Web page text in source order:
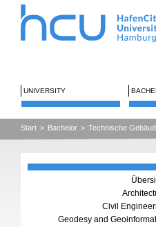
UNIVERSITY
Start > Bachelor > Technische
Civil
Geodesy and